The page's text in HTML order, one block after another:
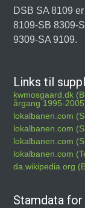
DSB SA 8109
8109-SB 8309-
9309-SA 9109.
Links til
kwmosgaard.dk
årgang 1995-
lokalbanen.com
lokalbanen.com
lokalbanen.com
lokalbanen.com
da.wikipedia.org
Stamdata for